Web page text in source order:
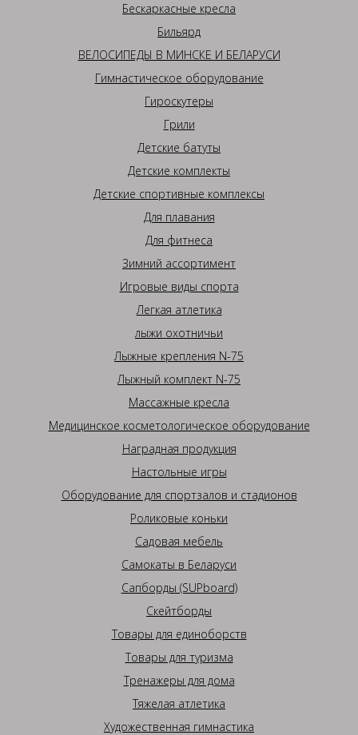
Бескаркасные кресла
Бильярд
ВЕЛОСИПЕДЫ В МИНСКЕ И БЕЛАРУСИ
Гимнастическое оборудование
Гироскутеры
Грили
Детские батуты
Детские комплекты
Детские спортивные комплексы
Для плавания
Для фитнеса
Зимний ассортимент
Игровые виды спорта
Легкая атлетика
лыжи охотничьи
Лыжные крепления N-75
Лыжный комплект N-75
Массажные кресла
Медицинское косметологическое оборудование
Наградная продукция
Настольные игры
Оборудование для спортзалов и стадионов
Роликовые коньки
Садовая мебель
Самокаты в Беларуси
Сапборды (SUPboard)
Скейтборды
Товары для единоборств
Товары для туризма
Тренажеры для дома
Тяжелая атлетика
Художественная гимнастика